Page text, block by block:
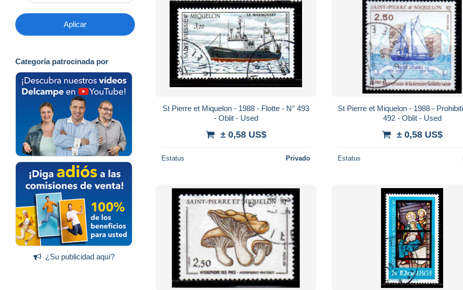
Aplicar
Categoría patrocinada por
¿Su publicidad aquí?
St Pierre et Miquelon - 1988 - Flotte - N° 493
- Oblit - Used
± 0,58 US$
Estatus Privado
St Pierre et Miquelon - 1988 - Prohibition - N°
492 - Oblit - Used
± 0,58 US$
Estatus